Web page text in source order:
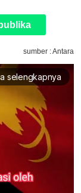
sumber : Antara
selengkapnya